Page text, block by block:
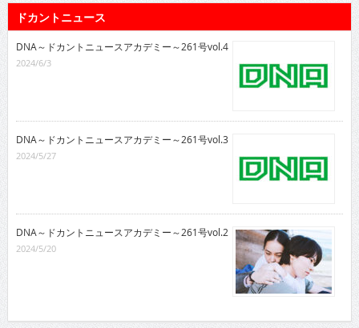
ドカントニュース
DNA～ドカントニュースアカデミー～261号vol.4
2024/6/3
DNA～ドカントニュースアカデミー～261号vol.3
2024/5/27
DNA～ドカントニュースアカデミー～261号vol.2
2024/5/20